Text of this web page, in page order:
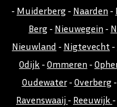
- Muiderberg - Naarden -
Berg - Nieuwegein -
Nieuwland - Nigtevecht -
Odijk - Ommeren -
Oudewater- Overberg -
Ravenswaaij - Reeuwijk -